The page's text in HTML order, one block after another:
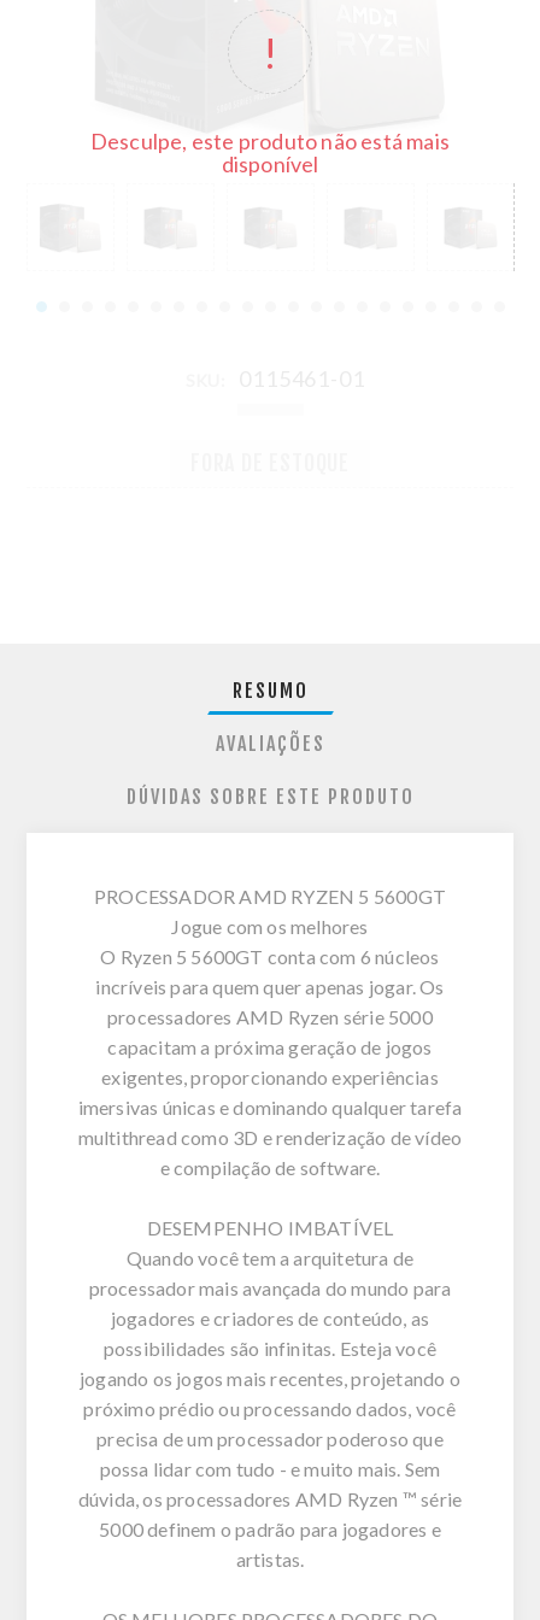
Desculpe, este produto não está mais
disponível
RESUMO
AVALIAÇÕES
DÚVIDAS SOBRE ESTE PRODUTO
PROCESSADOR AMD RYZEN 5 5600GT
Jogue com os melhores
O Ryzen 5 5600GT conta com 6 núcleos
incríveis para quem quer apenas jogar. Os
processadores AMD Ryzen série 5000
capacitam a próxima geração de jogos
exigentes, proporcionando experiências
imersivas únicas e dominando qualquer tarefa
multithread como 3D e renderização de vídeo
e compilação de software.
DESEMPENHO IMBATÍVEL
Quando você tem a arquitetura de
processador mais avançada do mundo para
jogadores e criadores de conteúdo, as
possibilidades são infinitas. Esteja você
jogando os jogos mais recentes, projetando o
próximo prédio ou processando dados, você
precisa de um processador poderoso que
possa lidar com tudo - e muito mais. Sem
dúvida, os processadores AMD Ryzen ™ série
5000 definem o padrão para jogadores e
artistas.